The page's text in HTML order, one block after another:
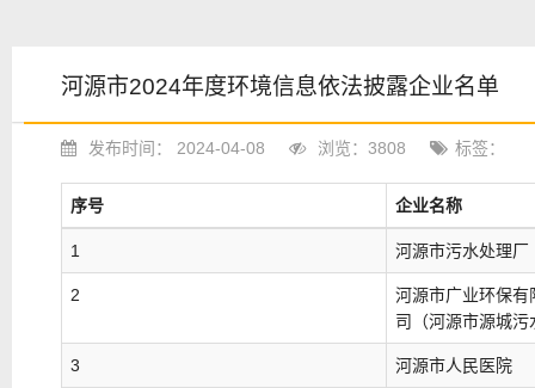
河源市2024年度环境信息依法披露企业名单
发布时间： 2024-04-08 浏览：3808 标签：
序号 企业名称
1 河源市污水处理厂
2
河源市广业环保有
司（河源市源城污
3 河源市人民医院